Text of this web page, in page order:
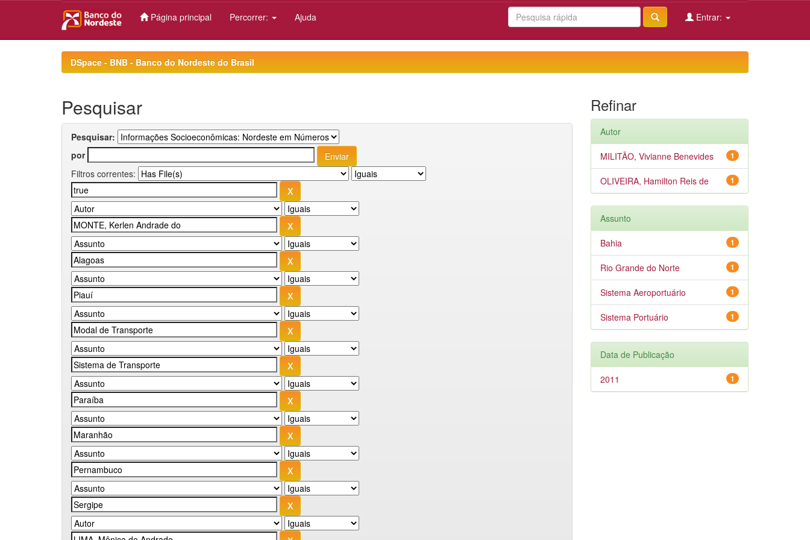
Página principal Percorrer: Ajuda Entrar:
DSpace - BNB - Banco do Nordeste do Brasil
Pesquisar
Pesquisar:
por
Filtros correntes:
Refinar
Autor
1
MILITÃO, Vivianne Benevides
1
OLIVEIRA, Hamilton Reis de
Assunto
1
Bahia
1
Rio Grande do Norte
1
Sistema Aeroportuário
1
Sistema Portuário
Data de Publicação
1
2011